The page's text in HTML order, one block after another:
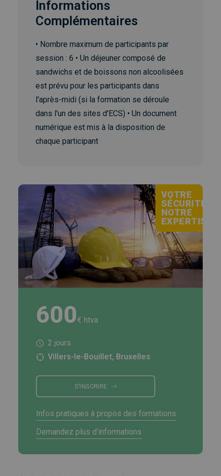
Informations
Complémentaires
• Nombre maximum de participants par
session : 6 • Un déjeuner composé de
sandwichs et de boissons non alcoolisées
est prévu pour les participants dans
l'après-midi (si la formation se déroule
dans l'un des sites d'ECS) • Un document
numérique est mis à la disposition de
chaque participant
VOTRE
SÉCURITÉ,
NOTRE
EXPERTISE
600€ htva
2 jours
Villers-le-Bouillet, Bruxelles
S'INSCRIRE
Infos pratiques à propos des formations
Demandez plus d'informations